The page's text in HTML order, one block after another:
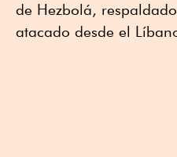
de Hezbolá,
atacado desde el